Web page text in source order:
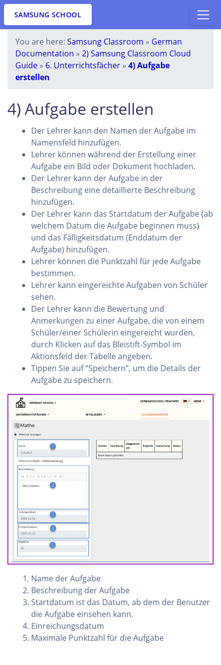
SAMSUNG SCHOOL
You are here: Samsung Classroom » German
Documentation » 2) Samsung Classroom Cloud
Guide » 6. Unterrichtsfächer » 4) Aufgabe
erstellen
4) Aufgabe erstellen
Der Lehrer kann den Namen der Aufgabe im
Namensfeld hinzufügen.
Lehrer können während der Erstellung einer
Aufgabe ein Bild oder Dokument hochladen.
Der Lehrer kann der Aufgabe in der
Beschreibung eine detaillierte Beschreibung
hinzufügen.
Der Lehrer kann das Startdatum der Aufgabe (ab
welchem Datum die Aufgabe beginnen muss)
und das Fälligkeitsdatum (Enddatum der
Aufgabe) hinzufügen.
Lehrer können die Punktzahl für jede Aufgabe
bestimmen.
Lehrer kann eingereichte Aufgaben von Schüler
sehen.
Der Lehrer kann die Bewertung und
Anmerkungen zu einer Aufgabe, die von einem
Schüler/einer Schülerin eingereicht wurden,
durch Klicken auf das Bleistift-Symbol im
Aktionsfeld der Tabelle angeben.
Tippen Sie auf “Speichern”, um die Details der
Aufgabe zu speichern.
Name der Aufgabe
Beschreibung der Aufgabe
Startdatum ist das Datum, ab dem der Benutzer
die Aufgabe einsehen kann.
Einreichungsdatum
Maximale Punktzahl für die Aufgabe